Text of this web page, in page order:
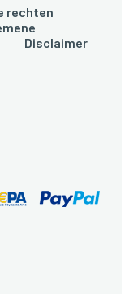
rechten
Disclaimer